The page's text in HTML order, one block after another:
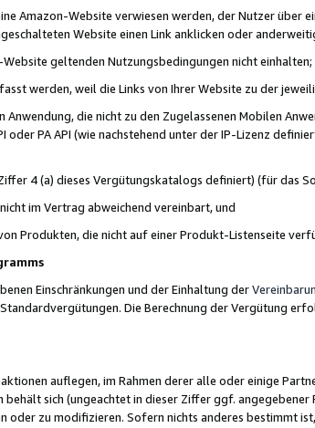
Amazon-Website verwiesen werden, der Nutzer über
Website einen Link anklicken oder
geltenden Nutzungsbedingungen nicht einhalten;
werden, weil die Links von Ihrer Website zu der
die nicht zu den Zugelassenen Mobilen
oder PA API (wie nachstehend unter der IP-Lizenz
4 (a) dieses Vergütungskatalogs definiert) (für das
im Vertrag abweichend vereinbart, und
Produkten, die nicht auf einer Produkt-Listenseite
Einschränkungen und der Einhaltung der
Die Berechnung der Vergütung
auflegen, im Rahmen derer alle oder einige
behält sich (ungeachtet in dieser Ziffer ggf.
zu modifizieren. Sofern nichts anderes bestimmt